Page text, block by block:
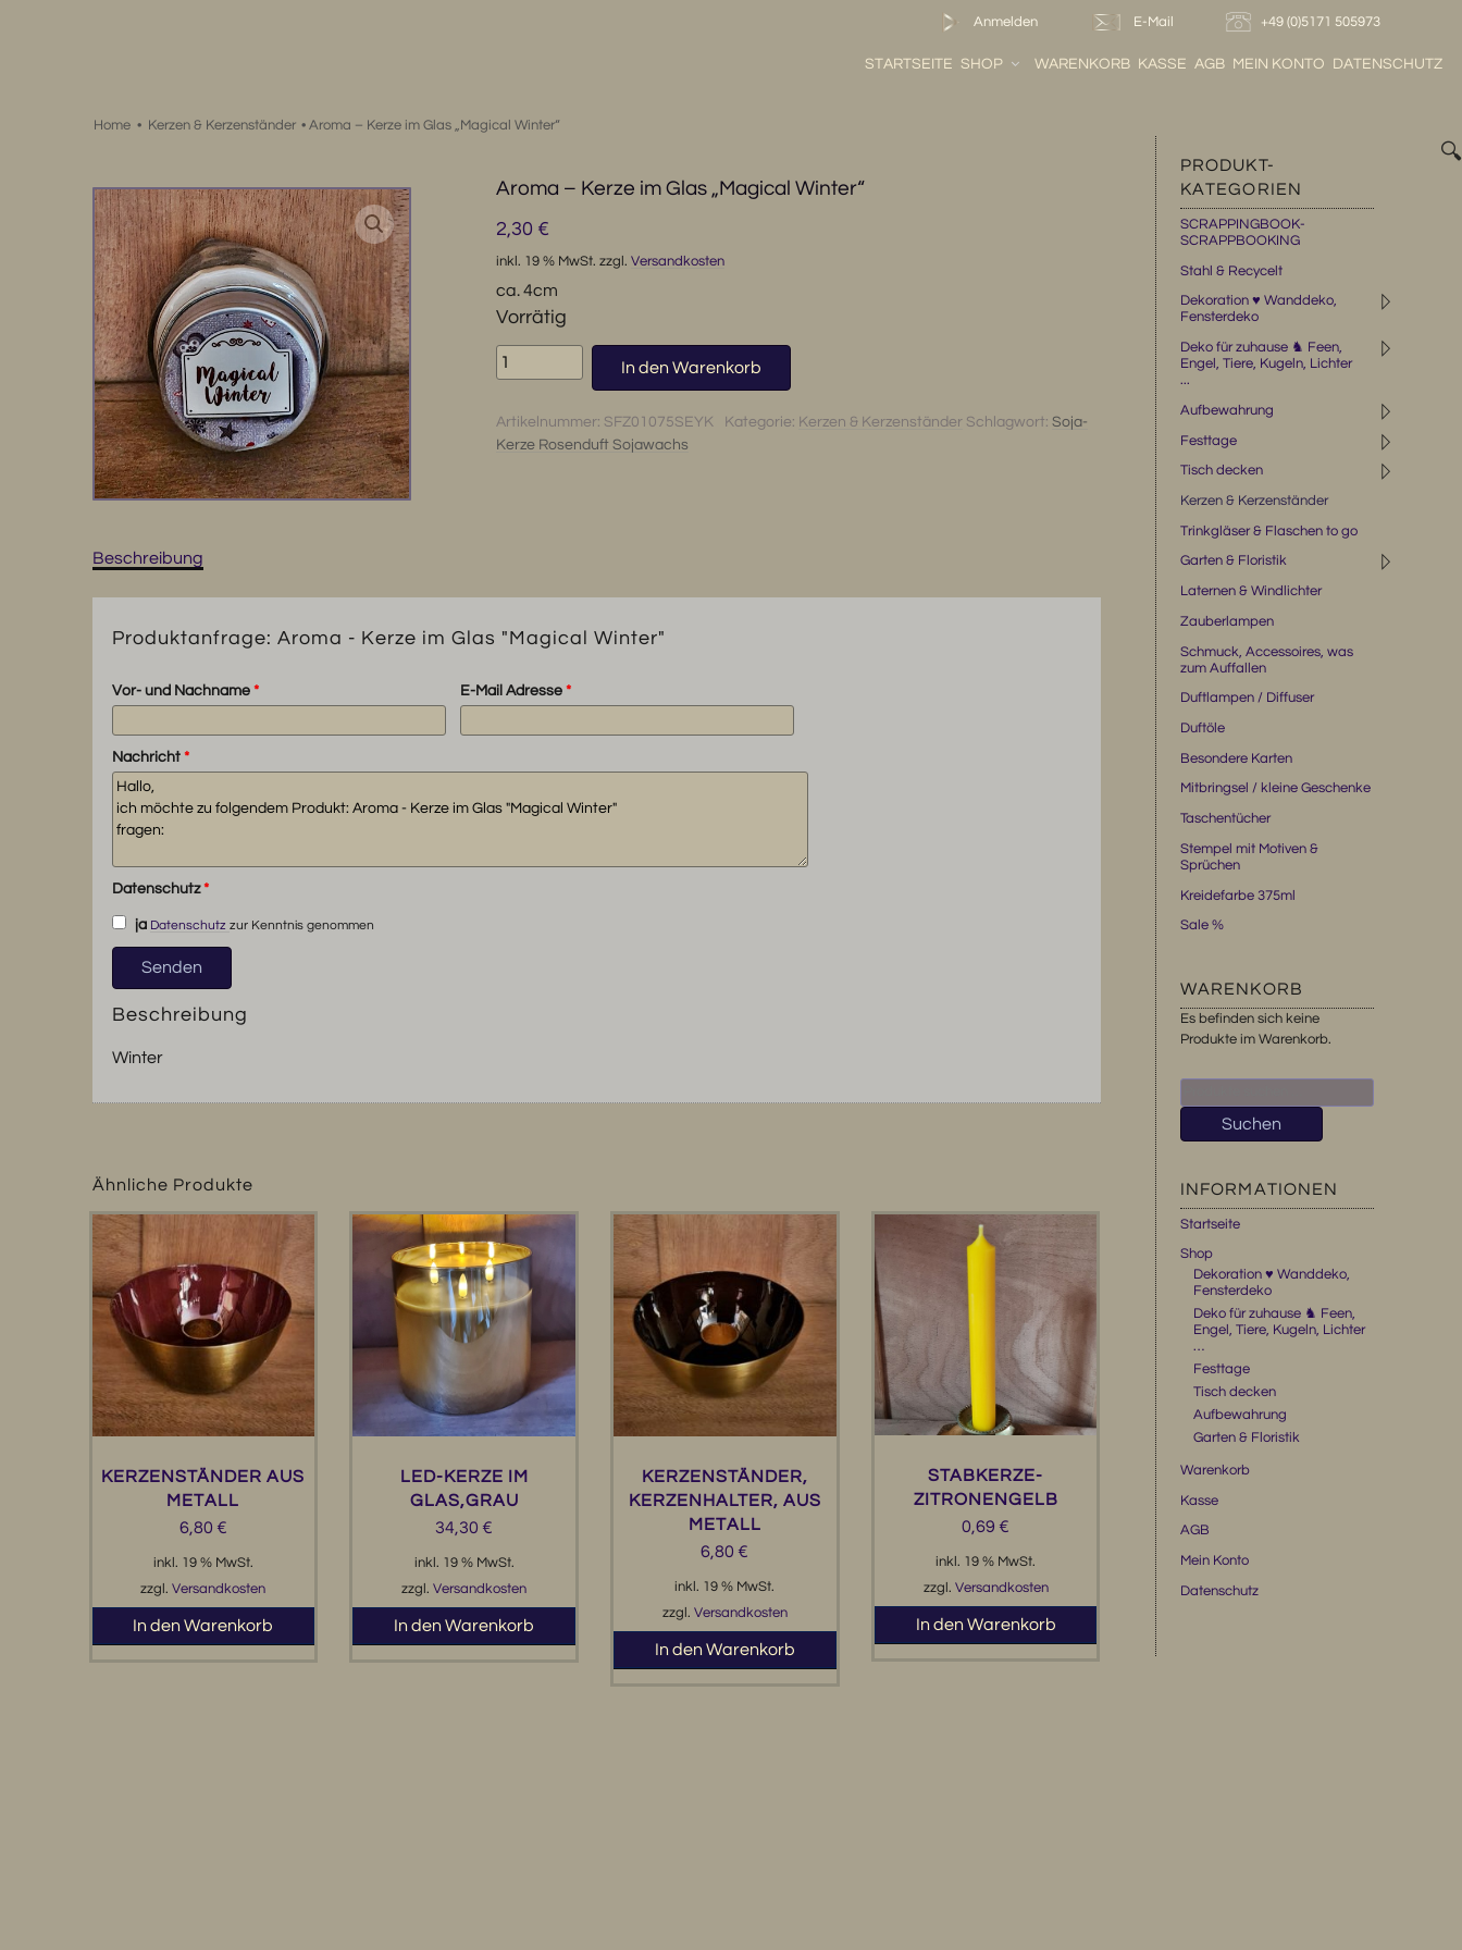
Anmelden E-Mail +49 (0)5171 505973
STARTSEITE SHOP WARENKORB KASSE AGB MEIN KONTO DATENSCHUTZ
Home • Kerzen & Kerzenständer •Aroma – Kerze im Glas „Magical Winter“
🔍
Aroma – Kerze im Glas „Magical Winter“
2,30 €
inkl. 19 % MwSt. zzgl. Versandkosten
ca. 4cm
Vorrätig
Aroma
-
im
Glas
In den Warenkorb
Artikelnummer: SFZ01075SEYK Kategorie: Kerzen & Kerzenständer Schlagwort: Soja-
Kerze Rosenduft Sojawachs
Beschreibung
Produktanfrage: Aroma - Kerze im Glas "Magical Winter"
Vor- und Nachname* E-Mail Adresse*
Nachricht*
Datenschutz*
ja Datenschutzzur Kenntnis genommen
Beschreibung
Winter
Ähnliche Produkte
KERZENSTÄNDER AUS
METALL
6,80 €
inkl. 19 % MwSt.
zzgl.Versandkosten
In den Warenkorb
LED-KERZE IM
GLAS,GRAU
34,30 €
inkl. 19 % MwSt.
zzgl.Versandkosten
In den Warenkorb
KERZENSTÄNDER,
KERZENHALTER, AUS
METALL
6,80 €
inkl. 19 % MwSt.
zzgl. Versandkosten
In den Warenkorb
STABKERZE-
ZITRONENGELB
0,69 €
inkl. 19 % MwSt.
zzgl. Versandkosten
In den Warenkorb
PRODUKT-
KATEGORIEN
SCRAPPINGBOOK-
SCRAPPBOOKING
Stahl & Recycelt
◹
Dekoration ♥ Wanddeko,
Fensterdeko
◹
Deko für zuhause ♞ Feen,
Engel, Tiere, Kugeln, Lichter
...
◹
Aufbewahrung
◹
Festtage
◹
Tisch decken
Kerzen & Kerzenständer
Trinkgläser & Flaschen to go
◹
Garten & Floristik
Laternen & Windlichter
Zauberlampen
Schmuck, Accessoires, was
zum Auffallen
Duftlampen / Diffuser
Duftöle
Besondere Karten
Mitbringsel / kleine Geschenke
Taschentücher
Stempel mit Motiven &
Sprüchen
Kreidefarbe 375ml
Sale %
WARENKORB
Es befinden sich keine
Produkte im Warenkorb.
nach:
Suchen
INFORMATIONEN
Startseite
Shop
Dekoration ♥ Wanddeko,
Fensterdeko
Deko für zuhause ♞ Feen,
Engel, Tiere, Kugeln, Lichter
…
Festtage
Tisch decken
Aufbewahrung
Garten & Floristik
Warenkorb
Kasse
AGB
Mein Konto
Datenschutz